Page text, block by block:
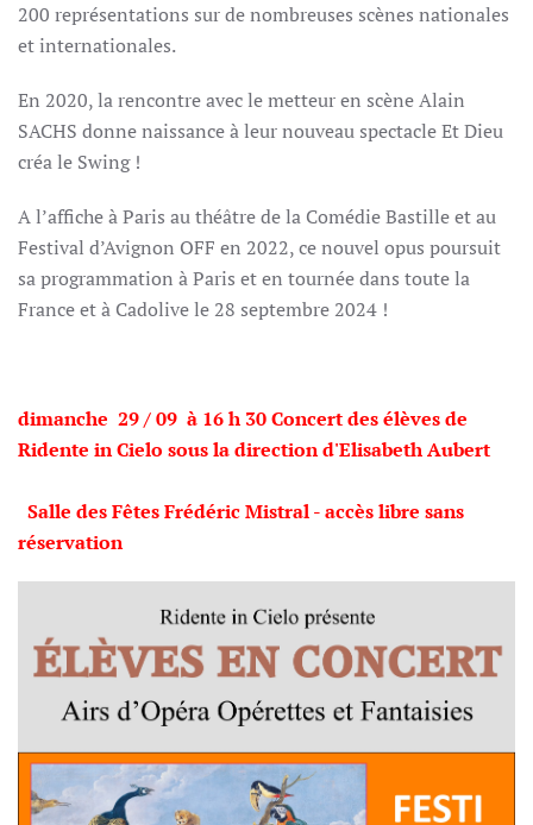
200 représentations sur de nombreuses scènes nationales
et internationales.
En 2020, la rencontre avec le metteur en scène Alain
SACHS donne naissance à leur nouveau spectacle Et Dieu
créa le Swing !
A l’affiche à Paris au théâtre de la Comédie Bastille et au
Festival d’Avignon OFF en 2022, ce nouvel opus poursuit
sa programmation à Paris et en tournée dans toute la
France et à Cadolive le 28 septembre 2024 !
dimanche 29 / 09 à 16 h 30 Concert des élèves de
Ridente in Cielo sous la direction d'Elisabeth Aubert
Salle des Fêtes Frédéric Mistral -accès libre sans
réservation